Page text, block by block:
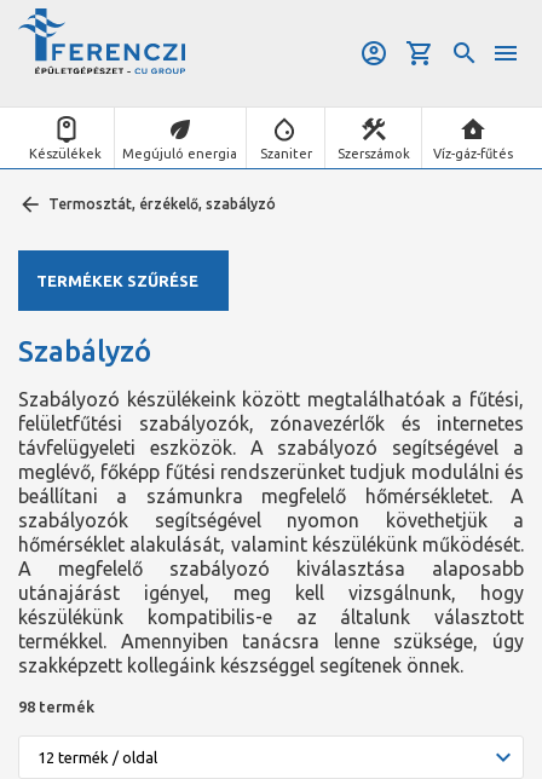
Készülékek Megújuló energia Szaniter Szerszámok Víz-gáz-fűtés
Termosztát, érzékelő, szabályzó
Szabályzó
Szabályozó készülékeink között megtalálhatóak a fűtési,
felületfűtési szabályozók, zónavezérlők és internetes
távfelügyeleti eszközök. A szabályozó segítségével a
meglévő, főképp fűtési rendszerünket tudjuk modulálni és
beállítani a számunkra megfelelő hőmérsékletet. A
szabályozók segítségével nyomon követhetjük a
hőmérséklet alakulását, valamint készülékünk működését.
A megfelelő szabályozó kiválasztása alaposabb
utánajárást igényel, meg kell vizsgálnunk, hogy
készülékünk kompatibilis-e az általunk választott
termékkel. Amennyiben tanácsra lenne szüksége, úgy
szakképzett kollegáink készséggel segítenek önnek.
98 termék
TERMÉKEK SZŰRÉSE